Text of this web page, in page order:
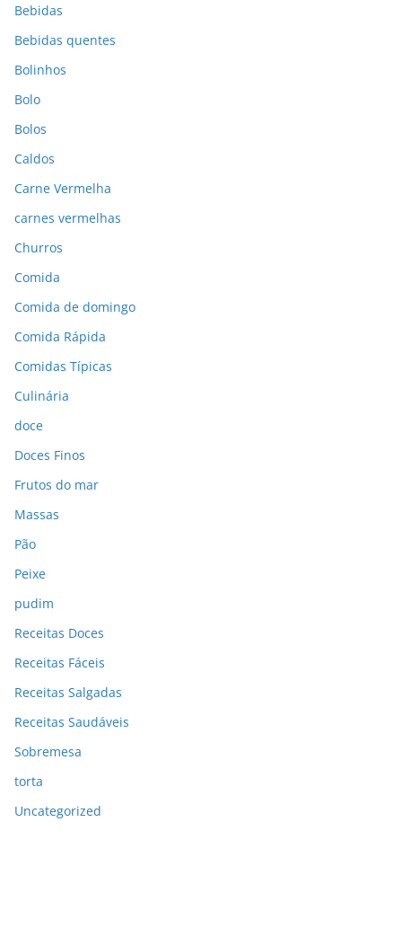
Bebidas
Bebidas quentes
Bolinhos
Bolo
Bolos
Caldos
Carne Vermelha
carnes vermelhas
Churros
Comida
Comida de domingo
Comida Rápida
Comidas Típicas
Culinária
doce
Doces Finos
Frutos do mar
Massas
Pão
Peixe
pudim
Receitas Doces
Receitas Fáceis
Receitas Salgadas
Receitas Saudáveis
Sobremesa
torta
Uncategorized